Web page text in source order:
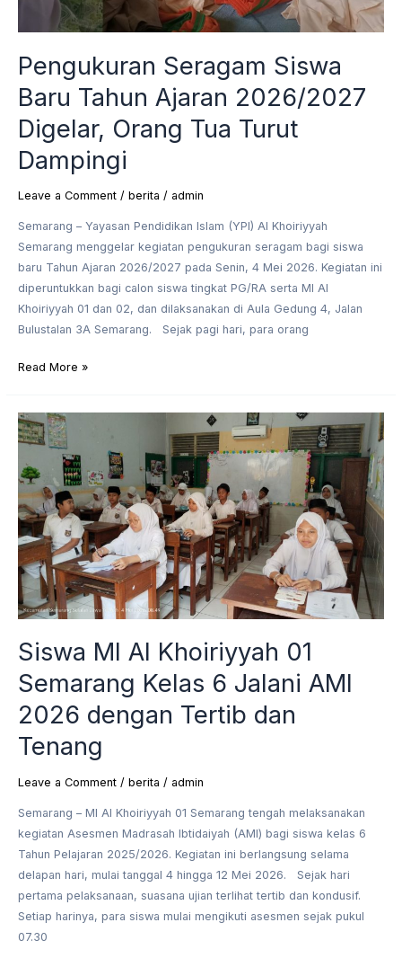
Pengukuran Seragam Siswa
Baru Tahun Ajaran 2026/2027
Digelar, Orang Tua Turut
Dampingi
Leave a Comment / berita / admin
Semarang – Yayasan Pendidikan Islam (YPI) Al Khoiriyyah
Semarang menggelar kegiatan pengukuran seragam bagi siswa
baru Tahun Ajaran 2026/2027 pada Senin, 4 Mei 2026. Kegiatan ini
diperuntukkan bagi calon siswa tingkat PG/RA serta MI Al
Khoiriyyah 01 dan 02, dan dilaksanakan di Aula Gedung 4, Jalan
Bulustalan 3A Semarang. Sejak pagi hari, para orang
Read More »
Siswa MI Al Khoiriyyah 01
Semarang Kelas 6 Jalani AMI
2026 dengan Tertib dan
Tenang
Leave a Comment / berita / admin
Semarang – MI Al Khoiriyyah 01 Semarang tengah melaksanakan
kegiatan Asesmen Madrasah Ibtidaiyah (AMI) bagi siswa kelas 6
Tahun Pelajaran 2025/2026. Kegiatan ini berlangsung selama
delapan hari, mulai tanggal 4 hingga 12 Mei 2026. Sejak hari
pertama pelaksanaan, suasana ujian terlihat tertib dan kondusif.
Setiap harinya, para siswa mulai mengikuti asesmen sejak pukul
07.30
Siswa
MI
Al
Khoiriyyah
01
Semarang
Kelas
6
Jalani
AMI
dengan
dan
Tenang